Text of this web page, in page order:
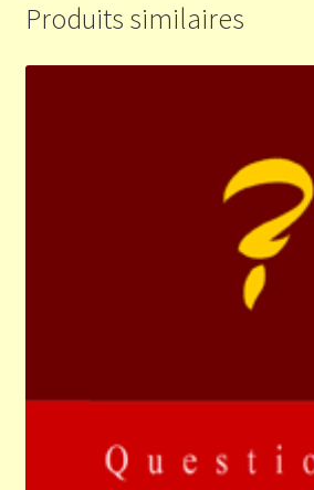
Produits similaires